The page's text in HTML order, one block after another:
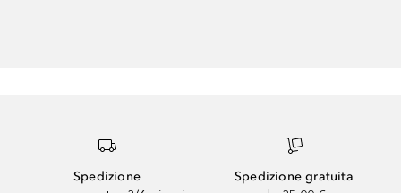
Spedizione
Spedizione gratuita